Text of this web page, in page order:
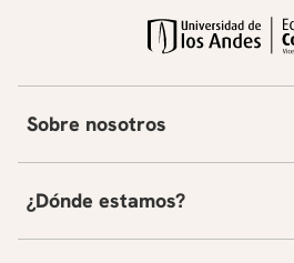
Sobre nosotros
¿Dónde estamos?